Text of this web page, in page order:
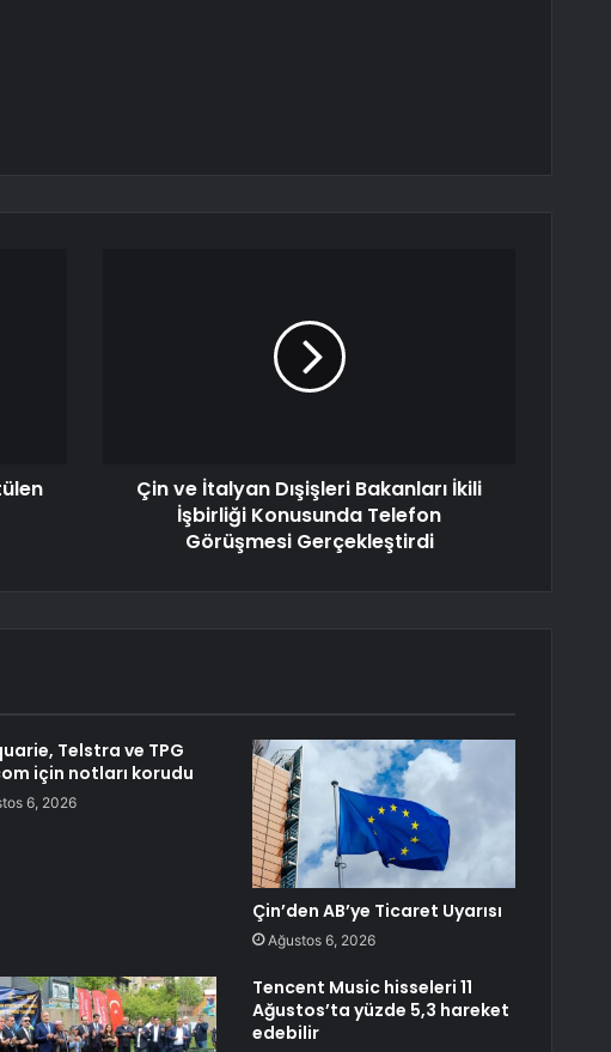
Çin ve İtalyan Dışişleri Bakanları İkili
İşbirliği Konusunda Telefon
Görüşmesi Gerçekleştirdi
Telstra ve TPG
için notları korudu
6, 2026
Çin’den AB’ye Ticaret Uyarısı
Ağustos 6, 2026
Tencent Music hisseleri 11
Ağustos’ta yüzde 5,3 hareket
edebilir